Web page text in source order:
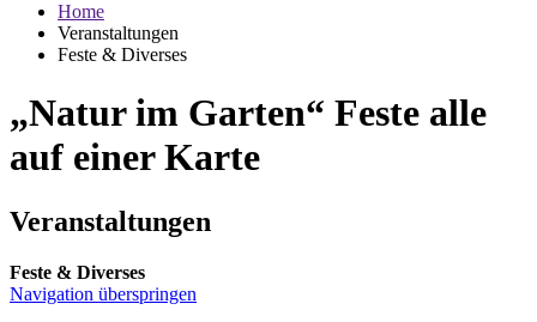
Home
Veranstaltungen
Feste & Diverses
„Natur im Garten“ Feste alle
auf einer Karte
Veranstaltungen
Feste & Diverses
Navigation überspringen